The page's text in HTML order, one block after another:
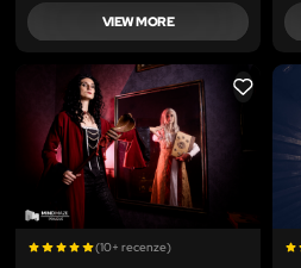
VIEW MORE
LIKE
(10+ recenze)